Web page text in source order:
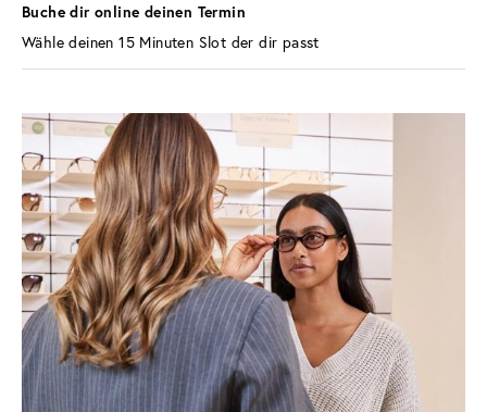
Buche dir online deinen Termin
Wähle deinen 15 Minuten Slot der dir passt